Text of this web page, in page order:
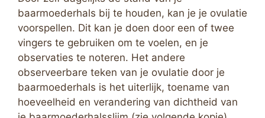
baarmoederhals bij te houden, kan je je ovulatie
voorspellen. Dit kan je doen door een of twee
vingers te gebruiken om te voelen, en je
observaties te noteren. Het andere
observeerbare teken van je ovulatie door je
baarmoederhals is het uiterlijk, toename van
hoeveelheid en verandering van dichtheid van